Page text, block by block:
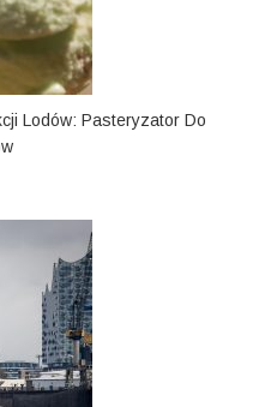
Lodów: Pasteryzator Do